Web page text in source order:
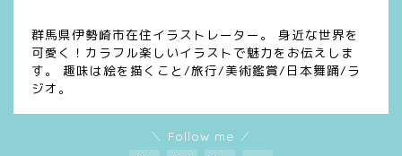
群馬県伊勢崎市在住イラストレーター。 身近な世界を
可愛く！カラフル楽しいイラストで魅力をお伝えしま
す。 趣味は絵を描くこと/旅行/美術鑑賞/日本舞踊/ラ
ジオ。
＼ Follow me ／